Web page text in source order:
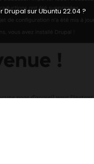
sur Ubuntu 22.04 ?